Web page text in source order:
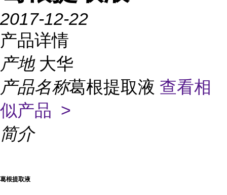
2017-12-22
产品详情
产地 大华
产品名称葛根提取液 查看相
似产品 >
简介
葛根提取液